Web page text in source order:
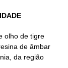
olho de tigre
de âmbar
da região